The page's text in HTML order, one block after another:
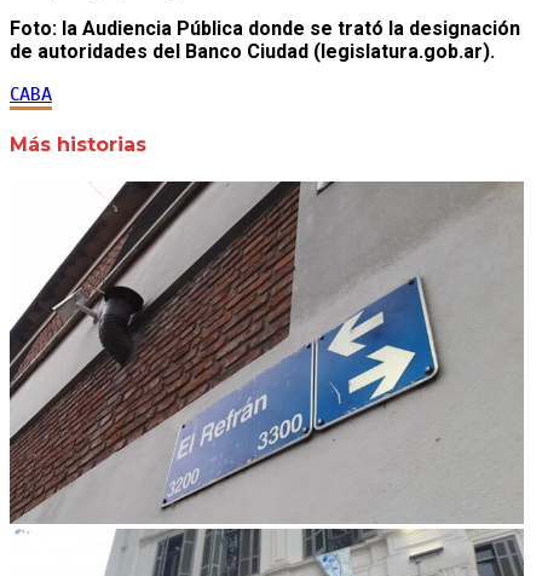
Foto: la Audiencia Pública donde se trató la designación
de autoridades del Banco Ciudad (legislatura.gob.ar).
CABA
Más historias